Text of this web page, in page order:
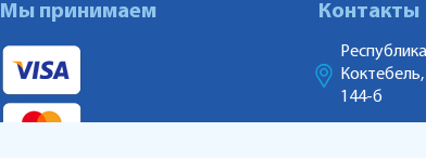
Мы принимаем Контакты
144-б